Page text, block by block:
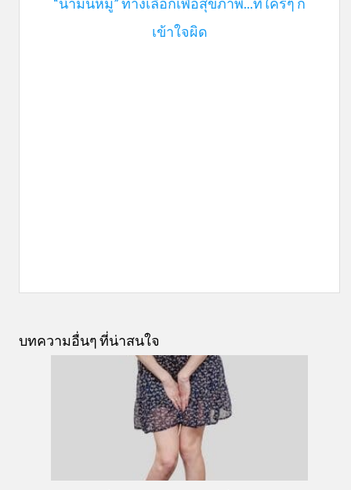
เข้าใจผิด
บทความอื่นๆ ที่น่าสนใจ